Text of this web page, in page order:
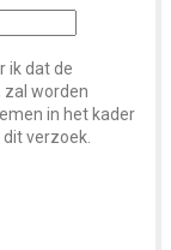
ik dat de
worden
in het kader
verzoek.